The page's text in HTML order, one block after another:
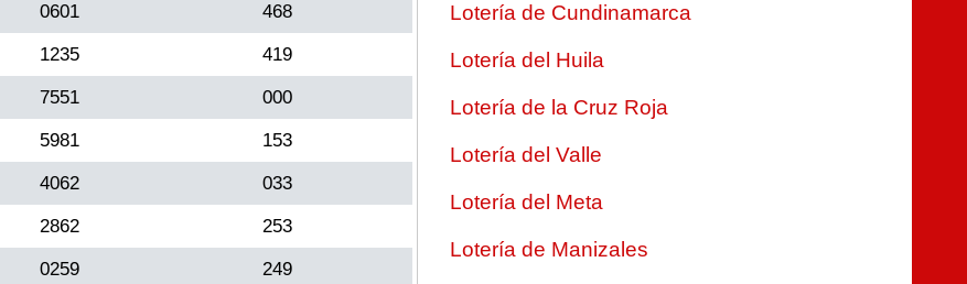
0601 468
1235 419
7551 000
5981 153
4062 033
2862 253
0259 249
Lotería de Cundinamarca
Lotería del Huila
Lotería de la Cruz Roja
Lotería del Valle
Lotería del Meta
Lotería de Manizales